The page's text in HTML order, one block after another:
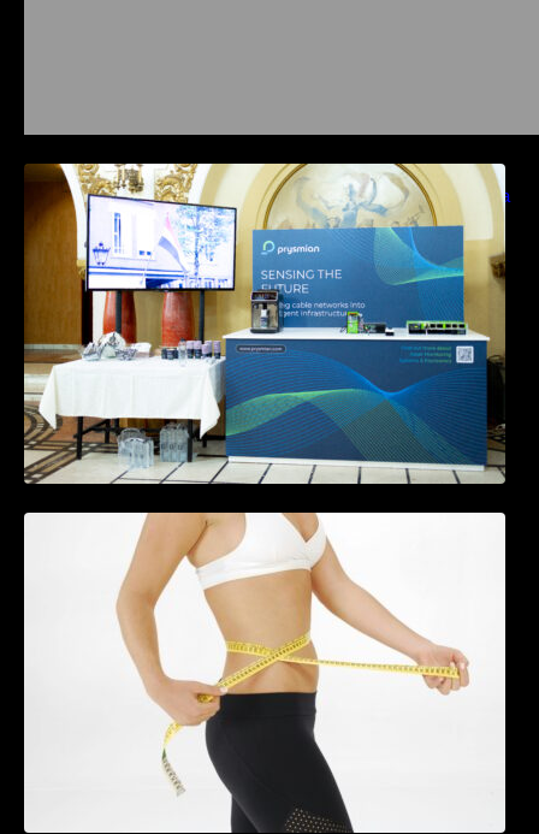
Prysmian aduce la COMM26 tehnologii de
sensing si Digital Energy pentru monitorizarea
in timp real a infrastrucrutilor critice
Tratamentul Wegovy® generează o scădere
în greutate de până la 22,6% la femei în
perioada menopauzei și reduce la jumătate
riscul de migrene